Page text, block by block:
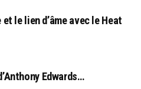
le lien d’âme avec le Heat
Edwards…